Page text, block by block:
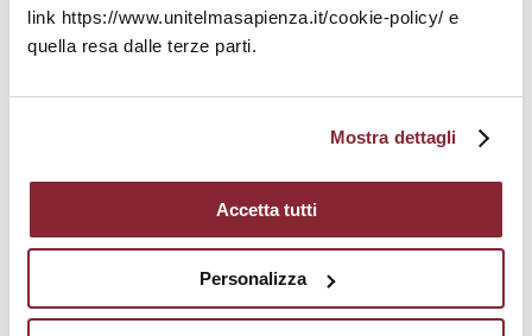
link https://www.unitelmasapienza.it/cookie-policy/ e
quella resa dalle terze parti.
Mostra dettagli
Accetta tutti
Personalizza
Inoltre,UnitelmaSapienzaoffre a tutti i suoi
studentiil supporto dei tutor
punto un percorso personalizzato sulle proprie
attitudini e i propri interessi professionali, anche
e soprattutto nel caso di studenti lavoratori. Tutti
gli studenti sono costantemente seguiti,
attraverso forum, chat, e-mail o anche di persona.
Visita l'offerta formativa